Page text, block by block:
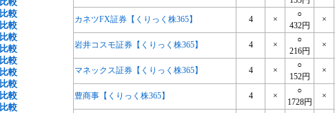
較
較
較
較
較
較
較
較
較
カネツFX証券【くりっく株365】 4 ×
○
432円
×
岩井コスモ証券【くりっく株365】 4 ×
○
216円
×
マネックス証券【くりっく株365】 4 ×
○
152円
×
豊商事【くりっく株365】 4 ×
○
1728円
×